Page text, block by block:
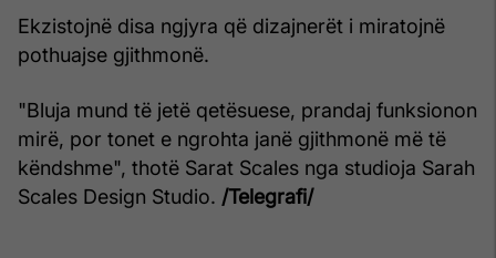
Ekzistojnë disa ngjyra që dizajnerët i miratojnë
pothuajse gjithmonë.
"Bluja mund të jetë qetësuese, prandaj funksionon
mirë, por tonet e ngrohta janë gjithmonë më të
këndshme", thotë Sarat Scales nga studioja Sarah
Scales Design Studio. /Telegrafi/